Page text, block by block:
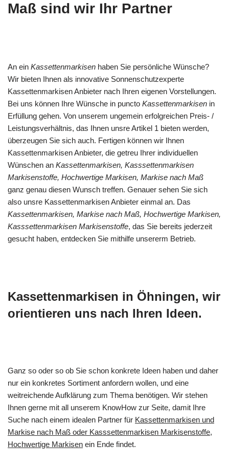
Maß sind wir Ihr Partner
An ein Kassettenmarkisen haben Sie persönliche Wünsche?
Wir bieten Ihnen als innovative Sonnenschutzexperte
Kassettenmarkisen Anbieter nach Ihren eigenen Vorstellungen.
Bei uns können Ihre Wünsche in puncto Kassettenmarkisen in
Erfüllung gehen. Von unserem ungemein erfolgreichen Preis- /
Leistungsverhältnis, das Ihnen unsre Artikel 1 bieten werden,
überzeugen Sie sich auch. Fertigen können wir Ihnen
Kassettenmarkisen Anbieter, die getreu Ihrer individuellen
Wünschen an Kassettenmarkisen, Kasssettenmarkisen
Markisenstoffe, Hochwertige Markisen, Markise nach Maß
ganz genau diesen Wunsch treffen. Genauer sehen Sie sich
also unsre Kassettenmarkisen Anbieter einmal an. Das
Kassettenmarkisen, Markise nach Maß, Hochwertige Markisen,
Kasssettenmarkisen Markisenstoffe, das Sie bereits jederzeit
gesucht haben, entdecken Sie mithilfe unsererm Betrieb.
Kassettenmarkisen in Öhningen, wir
orientieren uns nach Ihren Ideen.
Ganz so oder so ob Sie schon konkrete Ideen haben und daher
nur ein konkretes Sortiment anfordern wollen, und eine
weitreichende Aufklärung zum Thema benötigen. Wir stehen
Ihnen gerne mit all unserem KnowHow zur Seite, damit Ihre
Suche nach einem idealen Partner für Kassettenmarkisen und
Markise nach Maß oder Kasssettenmarkisen Markisenstoffe,
Hochwertige Markisen ein Ende findet.